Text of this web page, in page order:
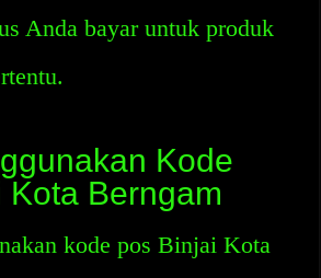
Anda bayar untuk produk
Kode
Kota Berngam
kode pos Binjai Kota